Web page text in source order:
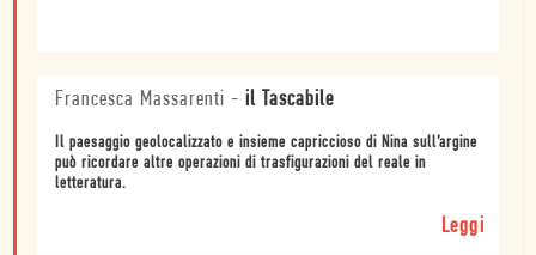
Francesca Massarenti - il Tascabile
Il paesaggio geolocalizzato e insieme capriccioso di Nina sull’argine
può ricordare altre operazioni di trasfigurazioni del reale in
letteratura.
Leggi